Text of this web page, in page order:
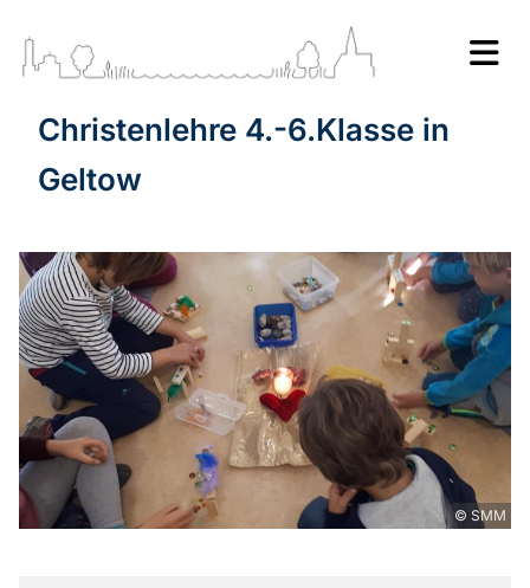
Christenlehre 4.-6.Klasse in
Geltow
© SMM